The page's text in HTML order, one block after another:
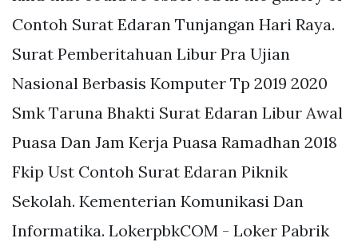
Contoh Surat Edaran Tunjangan Hari Raya.
Surat Pemberitahuan Libur Pra Ujian
Nasional Berbasis Komputer Tp 2019 2020
Smk Taruna Bhakti Surat Edaran Libur Awal
Puasa Dan Jam Kerja Puasa Ramadhan 2018
Fkip Ust Contoh Surat Edaran Piknik
Sekolah. Kementerian Komunikasi Dan
Informatika. LokerpbkCOM - Loker Pabrik